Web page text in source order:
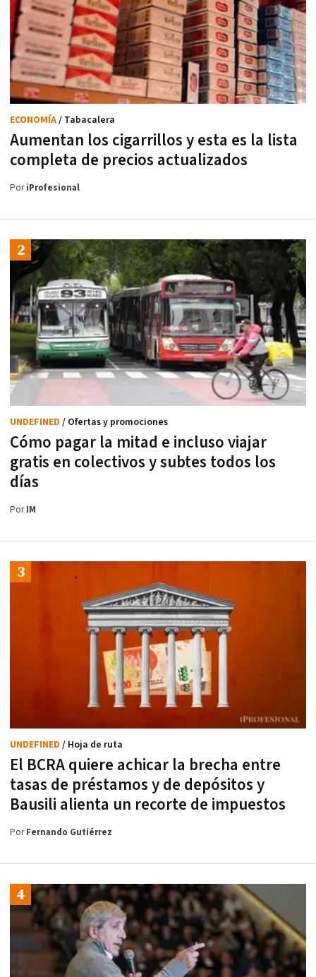
Aumentan los cigarrillos y esta es la lista
completa de precios actualizados
ECONOMÍA/ Tabacalera
PoriProfesional
Cómo pagar la mitad e incluso viajar
gratis en colectivos y subtes todos los
días
UNDEFINED / Ofertas y promociones
PorIM
El BCRA quiere achicar la brecha entre
tasas de préstamos y de depósitos y
Bausili alienta un recorte de impuestos
UNDEFINED / Hoja de ruta
PorFernando Gutiérrez